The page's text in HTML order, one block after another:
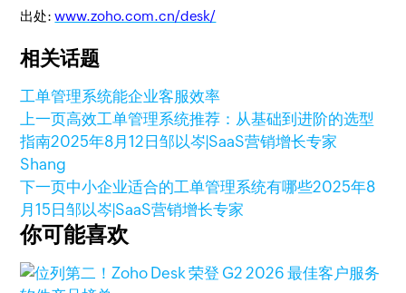
出处:www.zoho.com.cn/desk/
相关话题
工单管理系统能企业客服效率
上一页高效工单管理系统推荐：从基础到进阶的选型
指南2025年8月12日邹以岑|SaaS营销增长专家
Shang
下一页中小企业适合的工单管理系统有哪些2025年8
月15日邹以岑|SaaS营销增长专家
你可能喜欢